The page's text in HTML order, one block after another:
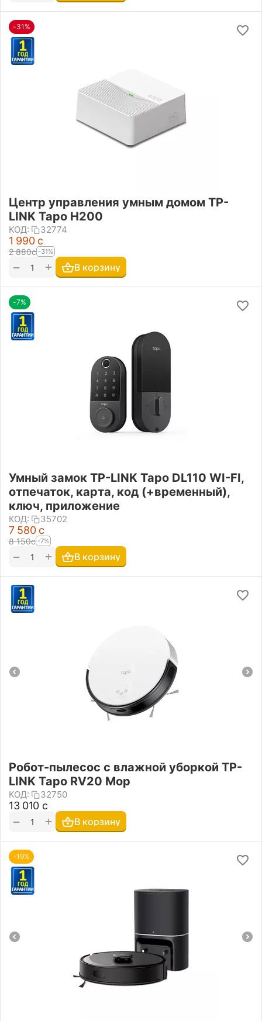
-31%
Центр управления умным домом TP-
LINK Tapo H200
КОД: 32774
1 990 с
2 880с -31%
+
− В корзину
-7%
Умный замок TP-LINK Tapo DL110 WI-FI,
отпечаток, карта, код (+временный),
ключ, приложение
КОД: 35702
7 580 с
8 150с -7%
+
− В корзину
Робот-пылесос с влажной уборкой TP-
LINK Tapo RV20 Mop
КОД: 32750
13 010 с
+
− В корзину
-19%